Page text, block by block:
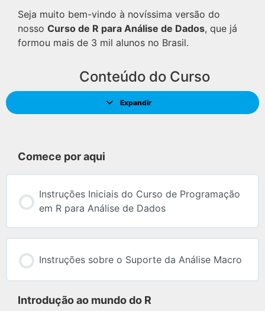
Seja muito bem-vindo à novíssima versão do
nosso Curso de R para Análise de Dados, que já
formou mais de 3 mil alunos no Brasil.
Conteúdo do Curso
Expandir
Comece por aqui
Instruções Iniciais do Curso de Programação
em R para Análise de Dados
Instruções sobre o Suporte da Análise Macro
Introdução ao mundo do R